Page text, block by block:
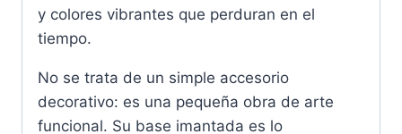
y colores vibrantes que perduran en el
tiempo.
No se trata de un simple accesorio
decorativo: es una pequeña obra de arte
funcional. Su base imantada es lo